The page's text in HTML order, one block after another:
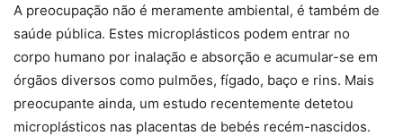
A preocupação não é meramente ambiental, é também de
saúde pública. Estes microplásticos podem entrar no
corpo humano por inalação e absorção e acumular-se em
órgãos diversos como pulmões, fígado, baço e rins. Mais
preocupante ainda, um estudo recentemente detetou
microplásticos nas placentas de bebés recém-nascidos.